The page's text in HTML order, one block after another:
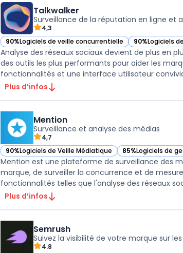
Talkwalker
Surveillance de la réputation en ligne et
4,3
90%Logiciels de veille concurrentielle
— voir Talkwalker dans cette catégorie 90%Logiciels
— voir
Analyse des réseaux sociaux devient de plus en
des outils les plus performants pour aider les
fonctionnalités et une interface utilisateur
Plus d’infos
Mention
Surveillance et analyse des médias
4,7
90%Logiciels de Veille Médiatique
— voir Mention dans cette catégorie 85%Logiciels de
— voir Mention
Mention est une plateforme de surveillance des
marque, de surveiller la concurrence et de
fonctionnalités telles que l'analyse des réseaux
Plus d’infos
Semrush
Suivez la visibilité de votre marque sur
4.8